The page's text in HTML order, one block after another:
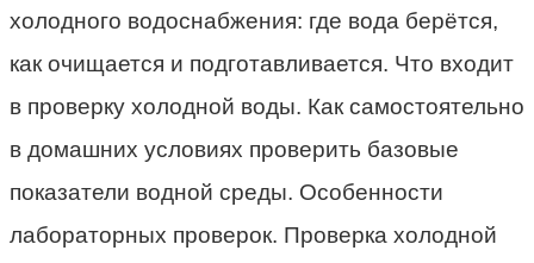
холодного водоснабжения: где вода берётся,
как очищается и подготавливается. Что входит
в проверку холодной воды. Как самостоятельно
в домашних условиях проверить базовые
показатели водной среды. Особенности
лабораторных проверок. Проверка холодной